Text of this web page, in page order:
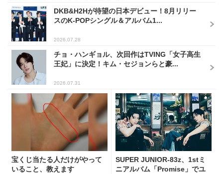
DKB&H2Hが待望の日本デビュー！8月リリー
スのK-POPシングル＆アルバム1...
2026.07.28
チョ・ハンギョル、次回作はTVING「女子高生
王妃」に決定！キム・セジョンらと豪...
2026.07.31
宝くじ当たる人だけがやって
いること、教えます
SUPER JUNIOR-83z、1stミ
ニアルバム「Promise」でユ